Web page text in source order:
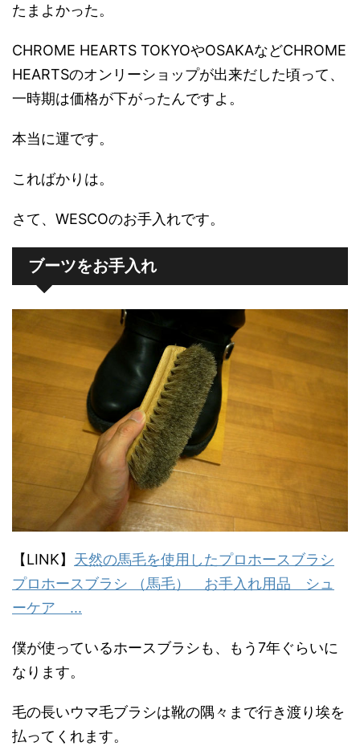
たまよかった。
CHROME HEARTS TOKYOやOSAKAなどCHROME
HEARTSのオンリーショップが出来だした頃って、
一時期は価格が下がったんですよ。
本当に運です。
こればかりは。
さて、WESCOのお手入れです。
ブーツをお手入れ
【LINK】 天然の馬毛を使用したプロホースブラシ
プロホースブラシ （馬毛） お手入れ用品 シュ
ーケア ...
僕が使っているホースブラシも、もう7年ぐらいに
なります。
毛の長いウマ毛ブラシは靴の隅々まで行き渡り埃を
払ってくれます。